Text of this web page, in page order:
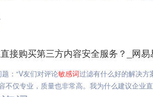
接购买第三方内容安全服务？_网易
：“V友们对评论敏感词过滤有什么好的解决方
不仅专业，质量也非常高。我为什么建议企业